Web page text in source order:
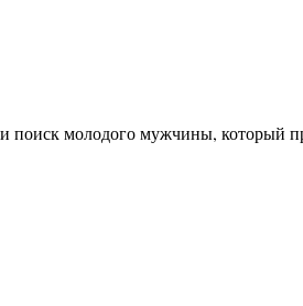
молодого мужчины, который